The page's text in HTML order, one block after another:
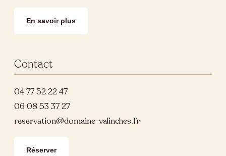
En savoir plus
Contact
04 77 52 22 47
06 08 53 37 27
reservation@domaine-valinches.fr
Réserver